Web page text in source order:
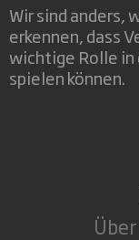
Wir sind anders,
erkennen, dass
wichtige Rolle in
spielen können.